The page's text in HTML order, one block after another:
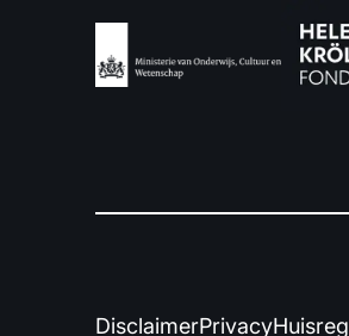
DisclaimerPrivacy